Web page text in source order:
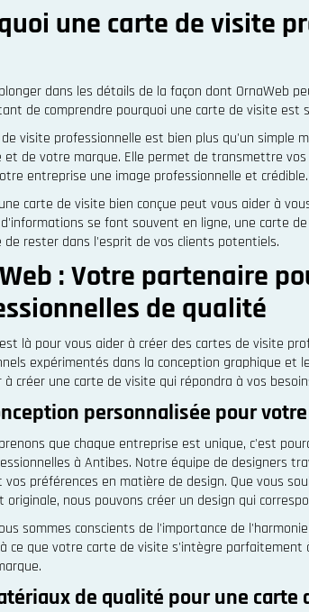
une carte de visite
dans les détails de la façon dont OrnaWeb
de comprendre pourquoi une carte de visite est
visite professionnelle est bien plus qu'un simple
et de votre marque. Elle permet de transmettre
entreprise une image professionnelle et crédible.
carte de visite bien conçue peut vous aider à
d'informations se font souvent en ligne, une carte
de rester dans l'esprit de vos clients potentiels.
: Votre partenaire
de qualité
là pour vous aider à créer des cartes de visite
expérimentés dans la conception graphique
à créer une carte de visite qui répondra à vos
personnalisée pour
que chaque entreprise est unique, c'est
à Antibes. Notre équipe de designers
vos préférences en matière de design. Que vous
originale, nous pouvons créer un design qui
sommes conscients de l'importance de
ce que votre carte de visite s'intègre parfaitement
de qualité pour une carte